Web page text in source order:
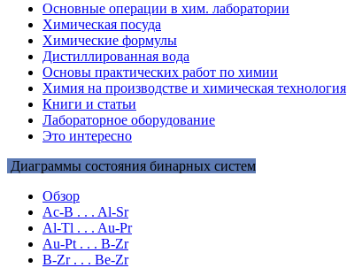
Основные операции в хим. лаборатории
Химическая посуда
Химические формулы
Дистиллированная вода
Основы практических работ по химии
Химия на производстве и химическая технология
Книги и статьи
Лабораторное оборудование
Это интересно
Диаграммы состояния бинарных систем
Обзор
Ac-B . . . Al-Sr
Al-Tl . . . Au-Pr
Au-Pt . . . B-Zr
B-Zr . . . Be-Zr